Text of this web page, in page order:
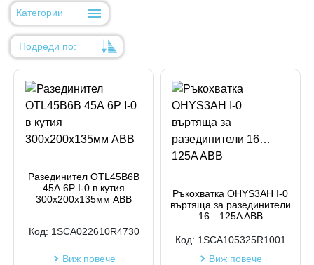
Категории
Подреди по:
Име
Име
Код на артикул
Разединител OTL45B6B
45А 6P I-0 в кутия
300x200x135мм ABB
Код: 1SCA022610R4730
Виж повече
Ръкохватка OHYS3AH I-0
въртяща за разединители
16…125A ABB
Код: 1SCA105325R1001
Виж повече